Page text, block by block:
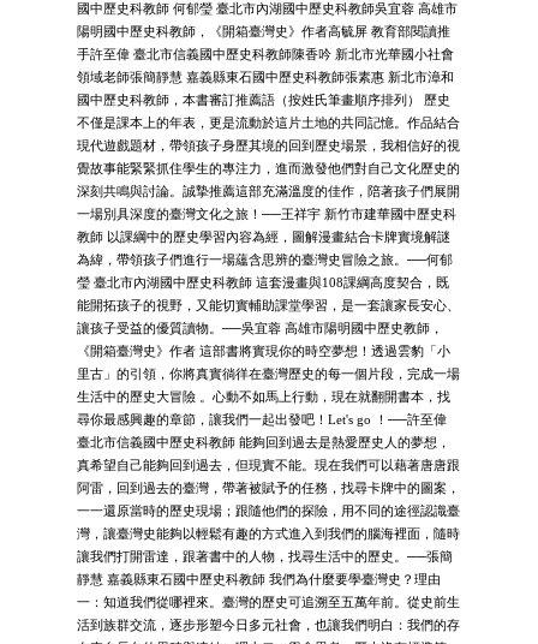
國中歷史科教師 何郁瑩 臺北市內湖國中歷史科教師吳宜蓉 高雄市
陽明國中歷史科教師，《開箱臺灣史》作者高毓屏 教育部閱讀推
手許至偉 臺北市信義國中歷史科教師陳香吟 新北市光華國小社會
領域老師張簡靜慧 嘉義縣東石國中歷史科教師張素惠 新北市漳和
國中歷史科教師，本書審訂推薦語（按姓氏筆畫順序排列） 歷史
不僅是課本上的年表，更是流動於這片土地的共同記憶。作品結合
現代遊戲題材，帶領孩子身歷其境的回到歷史場景，我相信好的視
覺故事能緊緊抓住學生的專注力，進而激發他們對自己文化歷史的
深刻共鳴與討論。誠摯推薦這部充滿溫度的佳作，陪著孩子們展開
一場別具深度的臺灣文化之旅！──王祥宇 新竹市建華國中歷史科
教師 以課綱中的歷史學習內容為經，圖解漫畫結合卡牌實境解謎
為緯，帶領孩子們進行一場蘊含思辨的臺灣史冒險之旅。──何郁
瑩 臺北市內湖國中歷史科教師 這套漫畫與108課綱高度契合，既
能開拓孩子的視野，又能切實輔助課堂學習，是一套讓家長安心、
讓孩子受益的優質讀物。──吳宜蓉 高雄市陽明國中歷史教師，
《開箱臺灣史》作者 這部書將實現你的時空夢想！透過雲豹「小
里古」的引領，你將真實徜徉在臺灣歷史的每一個片段，完成一場
生活中的歷史大冒險 。心動不如馬上行動，現在就翻開書本，找
尋你最感興趣的章節，讓我們一起出發吧！Let's go ！──許至偉
臺北市信義國中歷史科教師 能夠回到過去是熱愛歷史人的夢想，
真希望自己能夠回到過去，但現實不能。現在我們可以藉著唐唐跟
阿雷，回到過去的臺灣，帶著被賦予的任務，找尋卡牌中的圖案，
一一還原當時的歷史現場；跟隨他們的探險，用不同的途徑認識臺
灣，讓臺灣史能夠以輕鬆有趣的方式進入到我們的腦海裡面，隨時
讓我們打開雷達，跟著書中的人物，找尋生活中的歷史。──張簡
靜慧 嘉義縣東石國中歷史科教師 我們為什麼要學臺灣史？理由
一：知道我們從哪裡來。臺灣的歷史可追溯至五萬年前。從史前生
活到族群交流，逐步形塑今日多元社會，也讓我們明白：我們的存